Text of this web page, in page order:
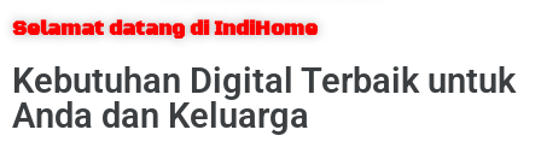
Selamat datang di IndiHome
Kebutuhan Digital Terbaik untuk
Anda dan Keluarga